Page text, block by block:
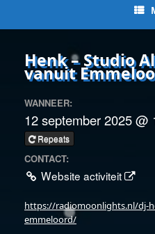
Henk – Studio
vanuit
WANNEER:
12 september 2025 @
Repeats
CONTACT:
Website activiteit
https://radiomoonlights.nl/dj-
emmeloord/